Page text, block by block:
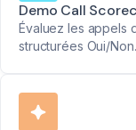
Demo Call
Évaluez les appels
structurées Oui/
clés.